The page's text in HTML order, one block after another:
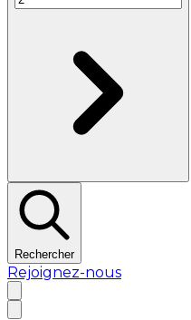
Rechercher
Rejoignez-nous